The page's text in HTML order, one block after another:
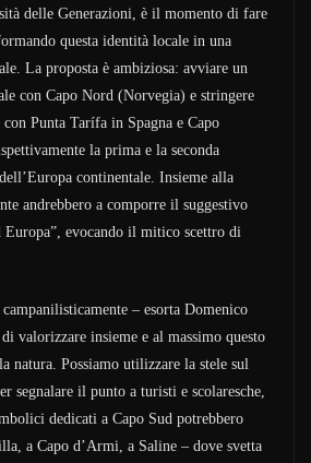
delle Generazioni, è il momento di fare
questa identità locale in una
La proposta è ambiziosa: avviare un
con Capo Nord (Norvegia) e stringere
Punta Tarífa in Spagna e Capo
la prima e la seconda
continentale. Insieme alla
andrebbero a comporre il suggestivo
Europa”, evocando il mitico scettro di
– esorta Domenico
valorizzare insieme e al massimo questo
natura. Possiamo utilizzare la stele sul
segnalare il punto a turisti e scolaresche,
dedicati a Capo Sud potrebbero
a Capo d’Armi, a Saline – dove svetta